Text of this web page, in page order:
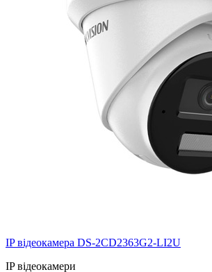
IP відеокамера DS-2CD2363G2-LI2U
IP відеокамери